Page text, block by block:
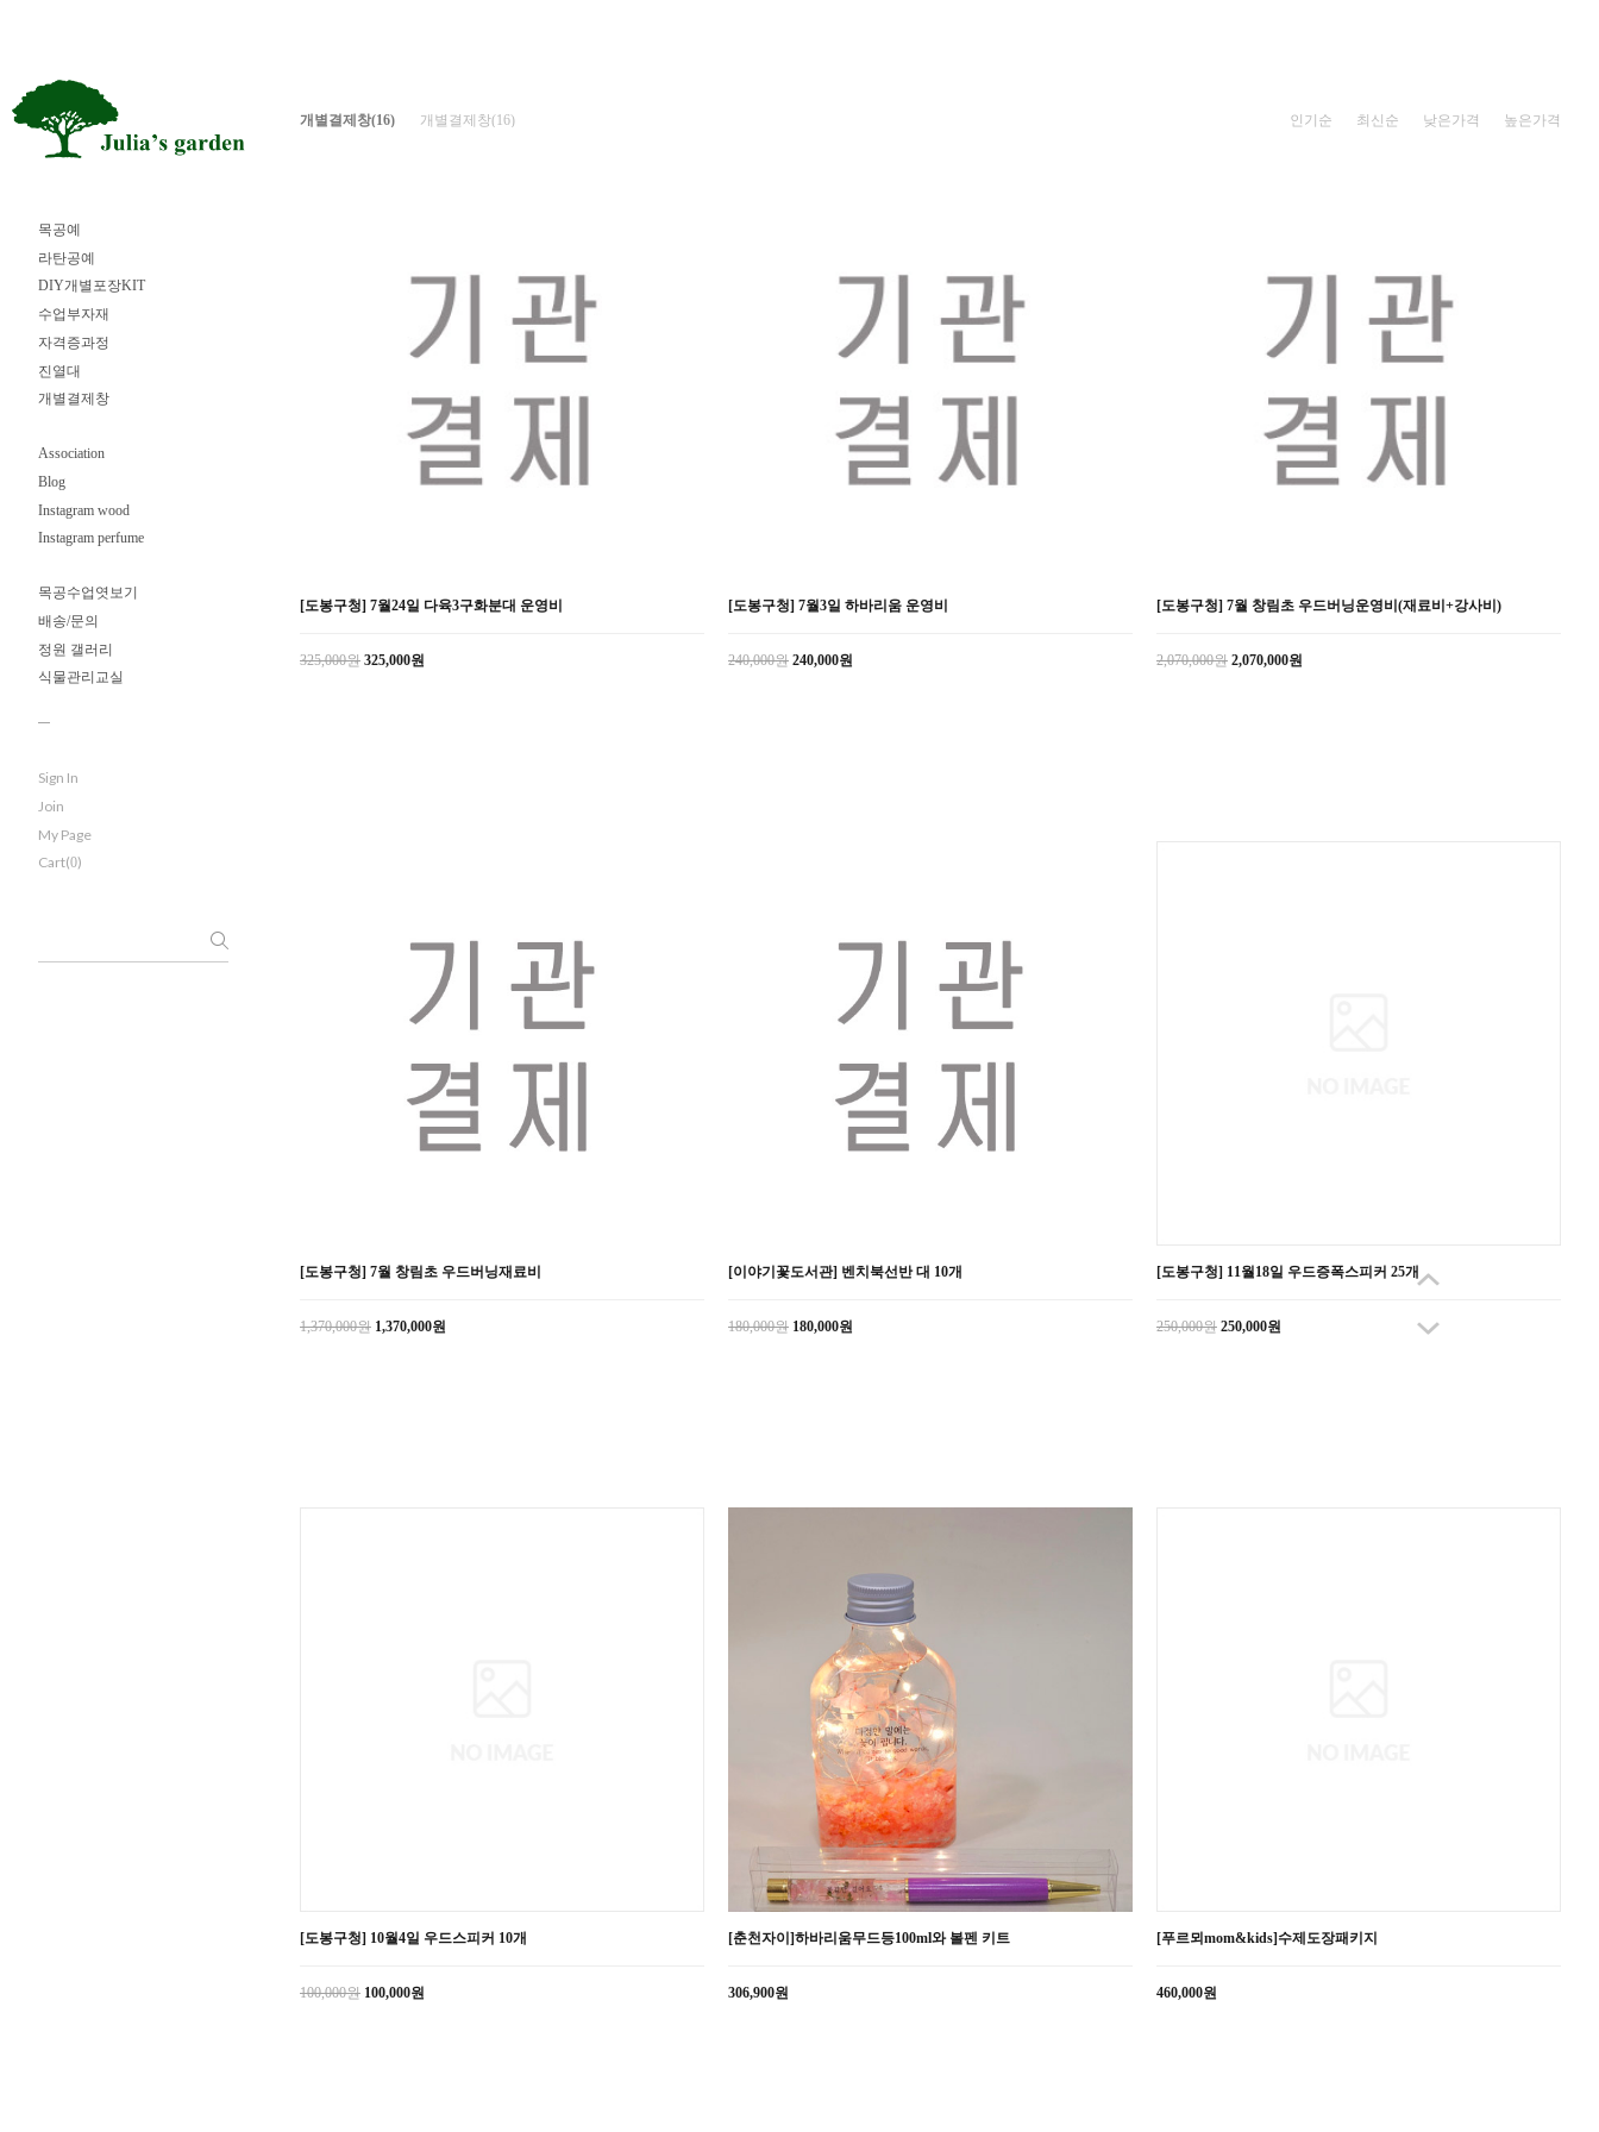
목공예
라탄공예
DIY개별포장KIT
수업부자재
자격증과정
진열대
개별결제창
Association
Blog
Instagram wood
Instagram perfume
목공수업엿보기
배송/문의
정원 갤러리
식물관리교실
Sign In
Join
My Page
Cart(0)
개별결제창(16) 개별결제창(16) 인기순 최신순 낮은가격 높은가격
[도봉구청] 7월24일 다육3구화분대 운영비
325,000원 325,000원
[도봉구청] 7월3일 하바리움 운영비
240,000원 240,000원
[도봉구청] 7월 창림초 우드버닝운영비(재료비+강사비)
2,070,000원 2,070,000원
[도봉구청] 7월 창림초 우드버닝재료비
1,370,000원 1,370,000원
[이야기꽃도서관] 벤치북선반 대 10개
180,000원 180,000원
[도봉구청] 11월18일 우드증폭스피커 25개
250,000원 250,000원
[도봉구청] 10월4일 우드스피커 10개
100,000원 100,000원
[춘천자이]하바리움무드등100ml와 볼펜 키트
306,900원
[푸르뫼mom&kids]수제도장패키지
460,000원